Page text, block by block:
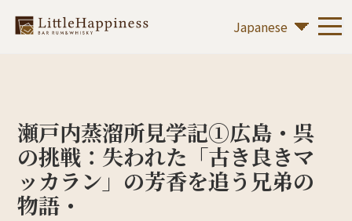
瀬戸内蒸溜所見学記①広島・呉
の挑戦：失われた「古き良きマ
ッカラン」の芳香を追う兄弟の
物語・